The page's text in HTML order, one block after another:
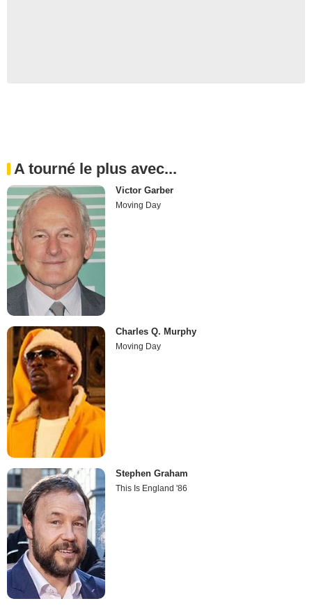
A tourné le plus avec...
Victor Garber
Moving Day
Charles Q. Murphy
Moving Day
Stephen Graham
This Is England '86